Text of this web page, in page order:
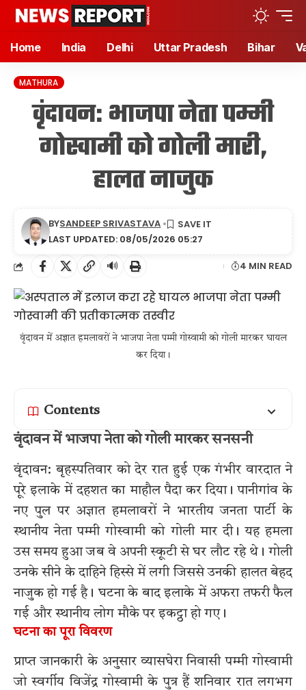
Home India Delhi Uttar Pradesh Bihar
MATHURA
वृंदावन: भाजपा नेता पम्मी
गोस्वामी को गोली मारी,
हालत नाजुक
LAST UPDATED: 08/05/2026 05:27
BYSANDEEP SRIVASTAVA
🔊 4 MIN READ
वृंदावन में अज्ञात हमलावरों ने भाजपा नेता पम्मी गोस्वामी को गोली मारकर घायल
कर दिया।
Contents
वृंदावन में भाजपा नेता को गोली मारकर सनसनी
वृंदावन: बृहस्पतिवार को देर रात हुई एक गंभीर वारदात ने
पूरे इलाके में दहशत का माहौल पैदा कर दिया। पानीगांव के
नए पुल पर अज्ञात हमलावरों ने भारतीय जनता पार्टी के
स्थानीय नेता पम्मी गोस्वामी को गोली मार दी। यह हमला
उस समय हुआ जब वे अपनी स्कूटी से घर लौट रहे थे। गोली
उनके सीने के दाहिने हिस्से में लगी जिससे उनकी हालत बेहद
नाजुक हो गई है। घटना के बाद इलाके में अफरा तफरी फैल
गई और स्थानीय लोग मौके पर इकट्ठा हो गए।
घटना का पूरा विवरण
प्राप्त जानकारी के अनुसार व्यासघेरा निवासी पम्मी गोस्वामी
जो स्वर्गीय विजेंद्र गोस्वामी के पुत्र हैं शनिवार रात लगभग